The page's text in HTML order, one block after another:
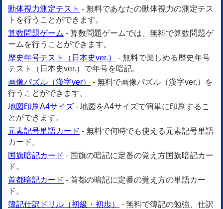
動体視力測定テスト - 無料であなたの動体視力の測定テス
トを行うことができます。
算数問題ゲーム - 算数問題ゲームでは、無料で算数問題ゲ
ームを行うことができます。
歴史年号テスト（日本史ver.）
- 無料で楽しめる歴史年号
テスト（日本史ver.）で年号を暗記。
画像パズル（漢字ver）
- 無料で画像パズル（漢字ver.）を
行うことができます。
地図印刷A4サイズ - 地図をA4サイズで簡単に印刷するこ
とができます。
元素記号単語カード - 無料で何時でも使える元素記号単語
カード。
国旗暗記カード - 国旗の暗記に定番の覚え方国旗暗記カー
ド。
首都暗記カード - 首都の暗記に定番の覚え方の単語カー
ド。
簿記仕訳ドリル（初級・初歩）
- 無料で簿記の勉強、仕訳